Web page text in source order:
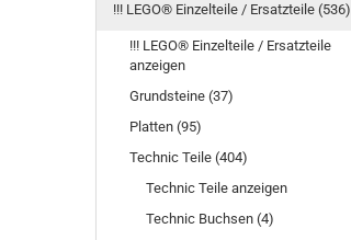
!!! LEGO® Einzelteile / Ersatzteile (536)
!!! LEGO® Einzelteile / Ersatzteile
anzeigen
Grundsteine (37)
Platten (95)
Technic Teile (404)
Technic Teile anzeigen
Technic Buchsen (4)